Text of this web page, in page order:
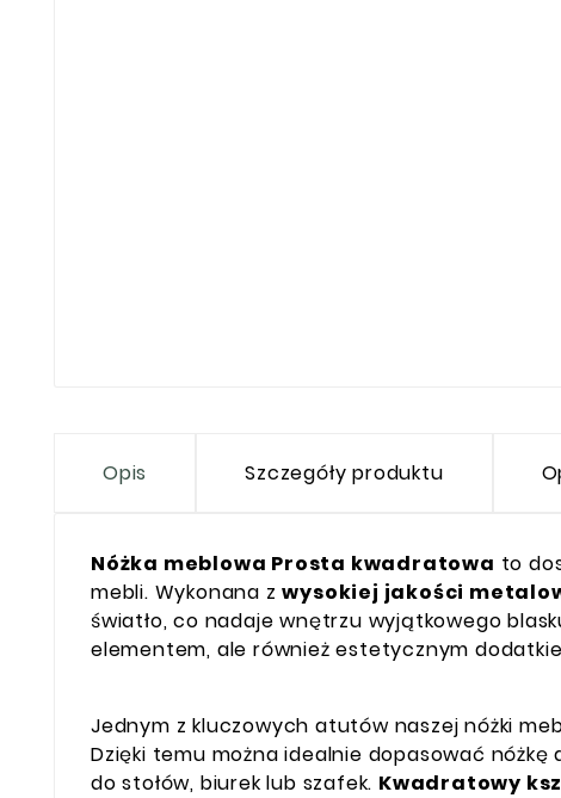
Opis Szczegóły produktu
Nóżka meblowa Prosta kwadratowa to
mebli. Wykonana zwysokiej jakości
światło, co nadaje wnętrzu wyjątkowego
elementem, ale również estetycznym
Jednym z kluczowych atutów naszej nóżki
Dzięki temu można idealnie dopasować
do stołów, biurek lub szafek. Kwadratowy